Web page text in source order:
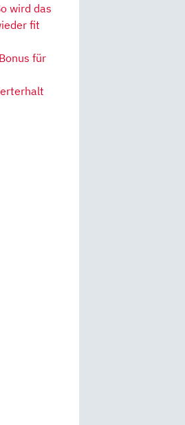
wird das
fit
für